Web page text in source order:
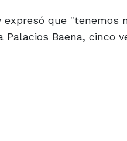
que "tenemos
Baena, cinco